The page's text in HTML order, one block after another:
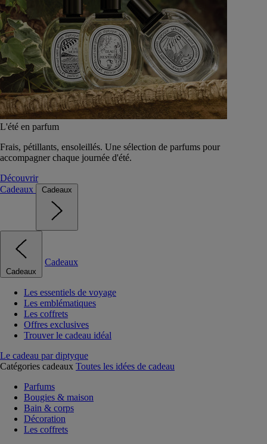
L'été en parfum
Frais, pétillants, ensoleillés. Une sélection de parfums pour
accompagner chaque journée d'été.
Découvrir
Cadeaux
Cadeaux
Cadeaux
Cadeaux
Les essentiels de voyage
Les emblématiques
Les coffrets
Offres exclusives
Trouver le cadeau idéal
Le cadeau par diptyque
Catégories cadeaux Toutes les idées de cadeau
Parfums
Bougies & maison
Bain & corps
Décoration
Les coffrets